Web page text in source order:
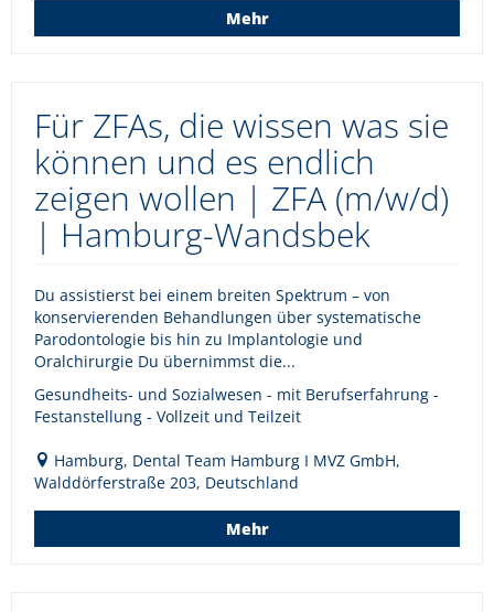
Mehr
Für ZFAs, die wissen was sie
können und es endlich
zeigen wollen | ZFA (m/w/d)
| Hamburg-Wandsbek
Du assistierst bei einem breiten Spektrum – von
konservierenden Behandlungen über systematische
Parodontologie bis hin zu Implantologie und
Oralchirurgie Du übernimmst die...
Gesundheits- und Sozialwesen - mit Berufserfahrung -
Festanstellung - Vollzeit und Teilzeit
Hamburg, Dental Team Hamburg I MVZ GmbH,
Walddörferstraße 203, Deutschland
Mehr